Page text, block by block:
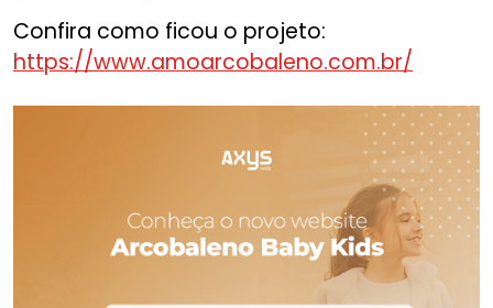
Confira como ficou o projeto:
https://www.amoarcobaleno.com.br/